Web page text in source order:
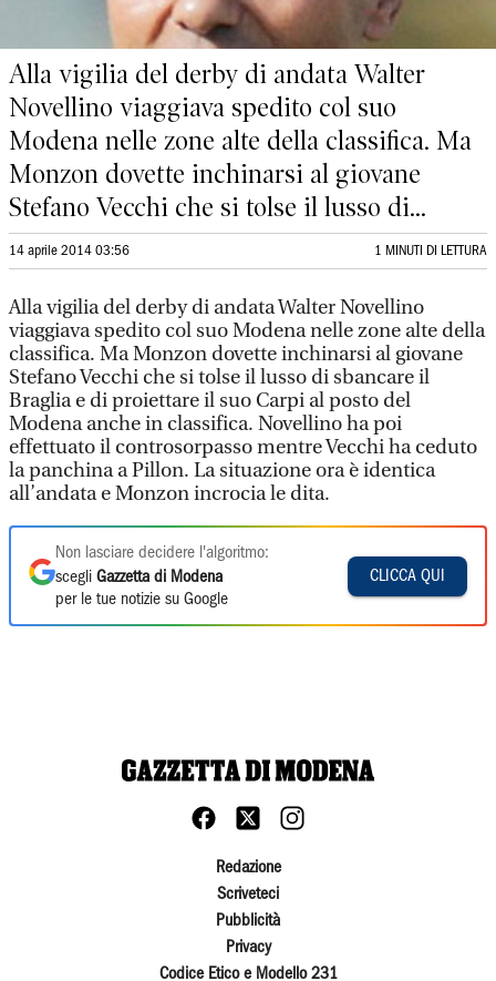
Alla vigilia del derby di andata Walter
Novellino viaggiava spedito col suo
Modena nelle zone alte della classifica. Ma
Monzon dovette inchinarsi al giovane
Stefano Vecchi che si tolse il lusso di...
14 aprile 2014 03:56 1 MINUTI DI LETTURA
Alla vigilia del derby di andata Walter Novellino
viaggiava spedito col suo Modena nelle zone alte della
classifica. Ma Monzon dovette inchinarsi al giovane
Stefano Vecchi che si tolse il lusso di sbancare il
Braglia e di proiettare il suo Carpi al posto del
Modena anche in classifica. Novellino ha poi
effettuato il controsorpasso mentre Vecchi ha ceduto
la panchina a Pillon. La situazione ora è identica
all’andata e Monzon incrocia le dita.
Non lasciare decidere l'algoritmo:
scegli Gazzetta di Modena
per le tue notizie su Google
CLICCA QUI
Redazione
Scriveteci
Pubblicità
Privacy
Codice Etico e Modello 231